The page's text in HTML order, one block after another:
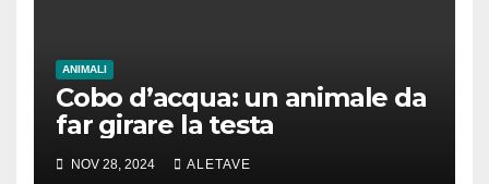
ANIMALI
Cobo d’acqua: un animale da
far girare la testa
NOV 28, 2024 ALETAVE